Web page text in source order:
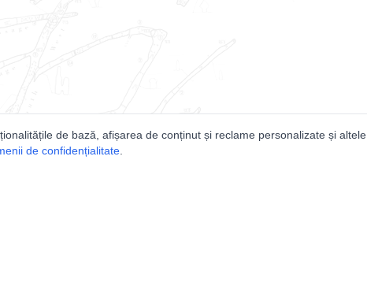
de bază, afișarea de conținut și reclame personalizate și altele.
de confidențialitate